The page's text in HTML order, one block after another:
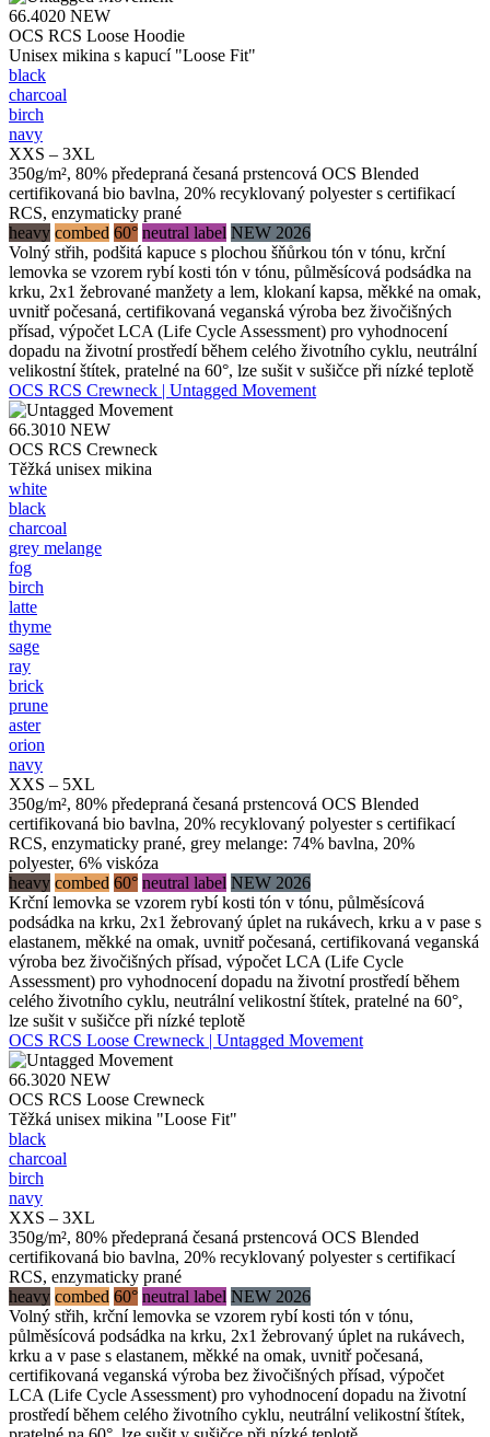
66.4020 NEW
OCS RCS Loose Hoodie
Unisex mikina s kapucí "Loose Fit"
black
charcoal
birch
navy
XXS – 3XL
350g/m², 80% předepraná česaná prstencová OCS Blended
certifikovaná bio bavlna, 20% recyklovaný polyester s certifikací
RCS, enzymaticky prané
heavy combed 60° neutral label NEW 2026
Volný střih, podšitá kapuce s plochou šňůrkou tón v tónu, krční
lemovka se vzorem rybí kosti tón v tónu, půlměsícová podsádka na
krku, 2x1 žebrované manžety a lem, klokaní kapsa, měkké na omak,
uvnitř počesaná, certifikovaná veganská výroba bez živočišných
přísad, výpočet LCA (Life Cycle Assessment) pro vyhodnocení
dopadu na životní prostředí během celého životního cyklu, neutrální
velikostní štítek, pratelné na 60°, lze sušit v sušičce při nízké teplotě
OCS RCS Crewneck | Untagged Movement
66.3010 NEW
OCS RCS Crewneck
Těžká unisex mikina
white
black
charcoal
grey melange
fog
birch
latte
thyme
sage
ray
brick
prune
aster
orion
navy
XXS – 5XL
350g/m², 80% předepraná česaná prstencová OCS Blended
certifikovaná bio bavlna, 20% recyklovaný polyester s certifikací
RCS, enzymaticky prané, grey melange: 74% bavlna, 20%
polyester, 6% viskóza
heavy combed 60° neutral label NEW 2026
Krční lemovka se vzorem rybí kosti tón v tónu, půlměsícová
podsádka na krku, 2x1 žebrovaný úplet na rukávech, krku a v pase s
elastanem, měkké na omak, uvnitř počesaná, certifikovaná veganská
výroba bez živočišných přísad, výpočet LCA (Life Cycle
Assessment) pro vyhodnocení dopadu na životní prostředí během
celého životního cyklu, neutrální velikostní štítek, pratelné na 60°,
lze sušit v sušičce při nízké teplotě
OCS RCS Loose Crewneck | Untagged Movement
66.3020 NEW
OCS RCS Loose Crewneck
Těžká unisex mikina "Loose Fit"
black
charcoal
birch
navy
XXS – 3XL
350g/m², 80% předepraná česaná prstencová OCS Blended
certifikovaná bio bavlna, 20% recyklovaný polyester s certifikací
RCS, enzymaticky prané
heavy combed 60° neutral label NEW 2026
Volný střih, krční lemovka se vzorem rybí kosti tón v tónu,
půlměsícová podsádka na krku, 2x1 žebrovaný úplet na rukávech,
krku a v pase s elastanem, měkké na omak, uvnitř počesaná,
certifikovaná veganská výroba bez živočišných přísad, výpočet
LCA (Life Cycle Assessment) pro vyhodnocení dopadu na životní
prostředí během celého životního cyklu, neutrální velikostní štítek,